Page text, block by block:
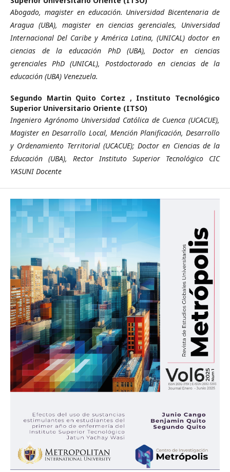
Abogado, magister en educación. Universidad Bicentenaria de
Aragua (UBA), magister en ciencias gerenciales, Universidad
Internacional Del Caribe y América Latina, (UNICAL) doctor en
ciencias de la educación PhD (UBA), Doctor en ciencias
gerenciales PhD (UNICAL), Postdoctorado en ciencias de la
educación (UBA) Venezuela.
Segundo Martin Quito Cortez , Instituto Tecnológico
Superior Universitario Oriente (ITSO)
Ingeniero Agrónomo Universidad Católica de Cuenca (UCACUE),
Magister en Desarrollo Local, Mención Planificación, Desarrollo
y Ordenamiento Territorial (UCACUE); Doctor en Ciencias de la
Educación (UBA), Rector Instituto Superior Tecnológico CIC
YASUNI Docente